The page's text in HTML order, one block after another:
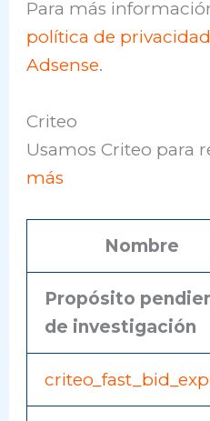
Para más
política de
Adsense.
Criteo
Usamos Criteo para
más
Nombre
Propósito
de investigación